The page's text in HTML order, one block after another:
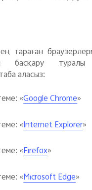
тараған
басқару
аласыз:
«Google Chrome»
«Internet Explorer»
«Firefox»
«Microsoft Edge»